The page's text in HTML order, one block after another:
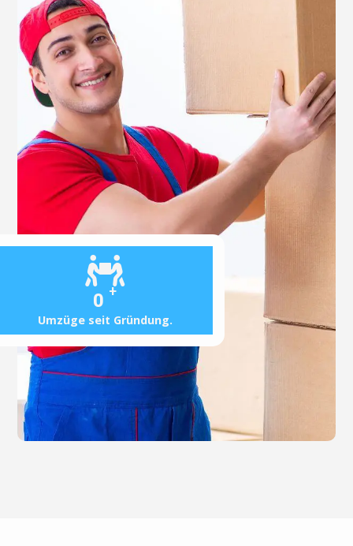
0 +
Umzüge seit Gründung.